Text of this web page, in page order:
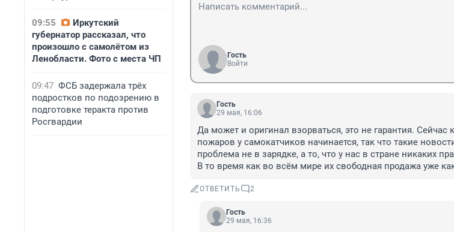
09:55
Иркутский
губернатор рассказал, что
произошло с самолётом из
Ленобласти. Фото с места ЧП
09:47 ФСБ задержала трёх
подростков по подозрению в
подготовке теракта против
Росгвардии
Гость
Войти
Гость
29 мая, 16:06
Да может и оригинал взорваться, это не гарантия. Сейчас
пожаров у самокатчиков начинается, так что такие
проблема не в зарядке, а то, что у нас в стране никаких
В то время как во всём мире их свободная продажа уже
ОТВЕТИТЬ 2
Гость
29 мая, 16:36